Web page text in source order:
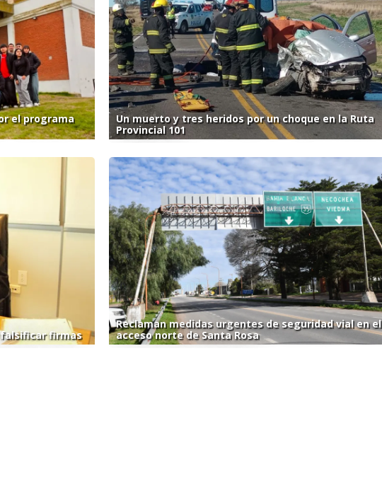
el programa
Un muerto y tres heridos por un choque en la Ruta
Provincial 101
falsificar firmas
Reclaman medidas urgentes de seguridad vial en el
acceso norte de Santa Rosa